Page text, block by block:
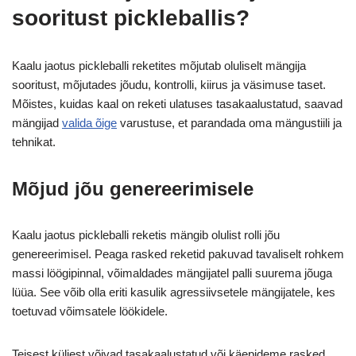
sooritust pickleballis?
Kaalu jaotus pickleballi reketites mõjutab oluliselt mängija
sooritust, mõjutades jõudu, kontrolli, kiirus ja väsimuse taset.
Mõistes, kuidas kaal on reketi ulatuses tasakaalustatud, saavad
mängijad valida õige varustuse, et parandada oma mängustiili ja
tehnikat.
Mõjud jõu genereerimisele
Kaalu jaotus pickleballi reketis mängib olulist rolli jõu
genereerimisel. Peaga rasked reketid pakuvad tavaliselt rohkem
massi löögipinnal, võimaldades mängijatel palli suurema jõuga
lüüa. See võib olla eriti kasulik agressiivsetele mängijatele, kes
toetuvad võimsatele löökidele.